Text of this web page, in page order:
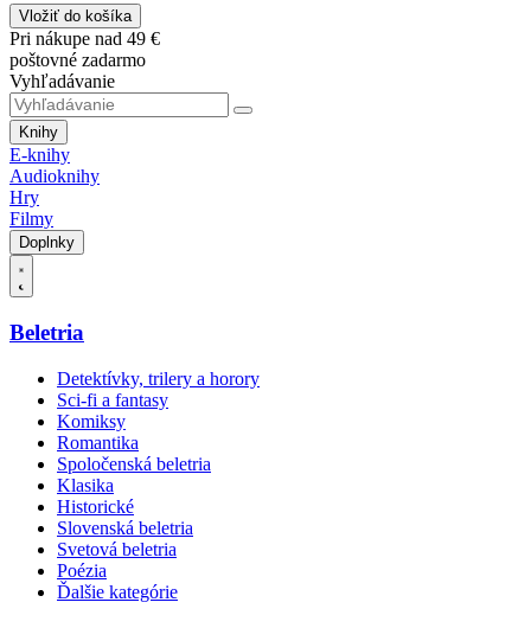
Vložiť do košíka
Pri nákupe nad 49 €
poštovné zadarmo
Vyhľadávanie
Knihy
E-knihy
Audioknihy
Hry
Filmy
Doplnky
Beletria
Detektívky, trilery a horory
Sci-fi a fantasy
Komiksy
Romantika
Spoločenská beletria
Klasika
Historické
Slovenská beletria
Svetová beletria
Poézia
Ďalšie kategórie